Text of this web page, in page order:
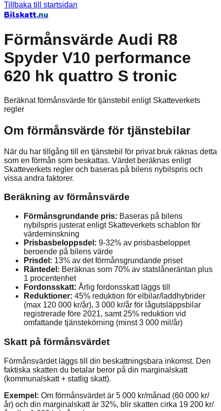
Tillbaka till startsidan
Bilskatt.nu
Förmånsvärde Audi R8
Spyder V10 performance
620 hk quattro S tronic
Beräknat förmånsvärde för tjänstebil enligt Skatteverkets
regler
Om förmånsvärde för tjänstebilar
När du har tillgång till en tjänstebil för privat bruk räknas detta
som en förmån som beskattas. Värdet beräknas enligt
Skatteverkets regler och baseras på bilens nybilspris och
vissa andra faktorer.
Beräkning av förmånsvärde
Förmånsgrundande pris: Baseras på bilens
nybilspris justerat enligt Skatteverkets schablon för
värdeminskning
Prisbasbeloppsdel: 9-32% av prisbasbeloppet
beroende på bilens värde
Prisdel: 13% av det förmånsgrundande priset
Räntedel: Beräknas som 70% av statslåneräntan plus
1 procentenhet
Fordonsskatt: Årlig fordonsskatt läggs till
Reduktioner: 45% reduktion för elbilar/laddhybrider
(max 120 000 kr/år), 3 000 kr/år för lågutsläppsbilar
registrerade före 2021, samt 25% reduktion vid
omfattande tjänstekörning (minst 3 000 mil/år)
Skatt på förmånsvärdet
Förmånsvärdet läggs till din beskattningsbara inkomst. Den
faktiska skatten du betalar beror på din marginalskatt
(kommunalskatt + statlig skatt).
Exempel: Om förmånsvärdet är 5 000 kr/månad (60 000 kr/
år) och din marginalskatt är 32%, blir skatten cirka 19 200 kr/